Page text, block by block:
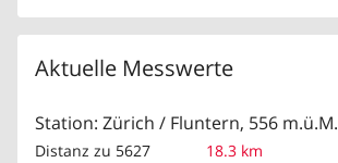
Aktuelle Messwerte
Station: Zürich / Fluntern, 556 m.ü.M.
Distanz zu 5627
18.3 km